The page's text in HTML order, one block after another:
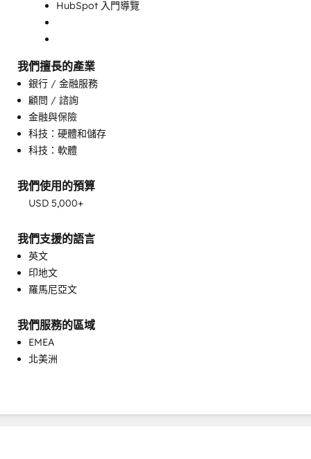
HubSpot 入門導覽
可程式自動化
完整的集客式行銷服務
客戶問卷和分析
客戶支援訓練
客戶行銷
目標客戶行銷
自訂 API 整合
銷售和行銷協調
銷售推動
我們擅長的產業
銀行 / 金融服務
顧問 / 諮詢
金融與保險
科技：硬體和儲存
科技：軟體
我們使用的預算
USD 5,000+
我們支援的語言
英文
印地文
羅馬尼亞文
我們服務的區域
EMEA
北美洲